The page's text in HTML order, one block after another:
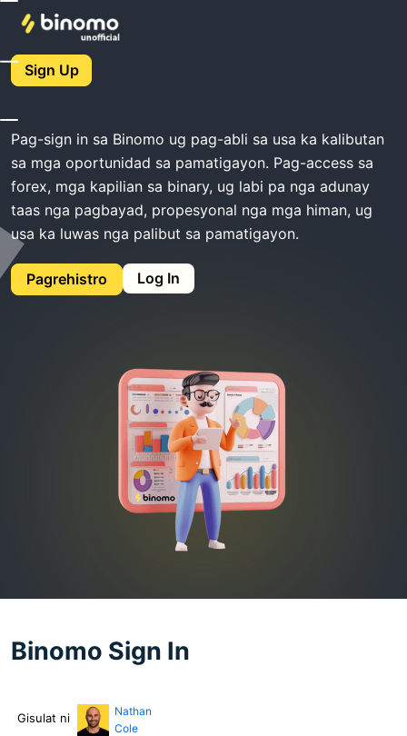
Sign Up
Balay Binomo Sign In
Binomo Sign In
Pag-sign in sa Binomo ug pag-abli sa usa ka kalibutan
sa mga oportunidad sa pamatigayon. Pag-access sa
forex, mga kapilian sa binary, ug labi pa nga adunay
taas nga pagbayad, propesyonal nga mga himan, ug
usa ka luwas nga palibut sa pamatigayon.
Pagrehistro Log In
Binomo Sign In
Gisulat ni
Nathan
Cole